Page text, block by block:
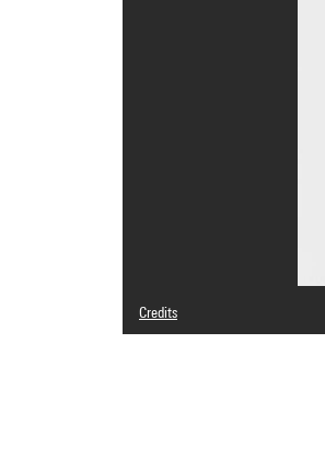
Credits
© Mariusz Hermanowicz